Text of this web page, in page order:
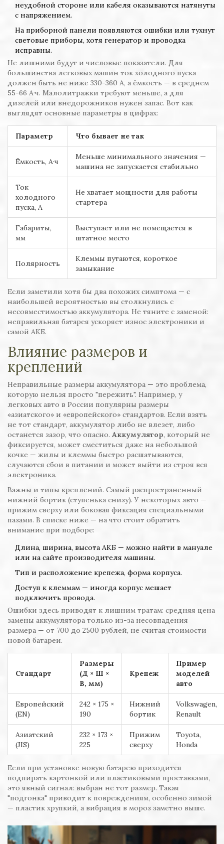
неудобной стороне или кабеля оказываются натянуты
с напряжением.
На приборной панели появляются ошибки или тухнут
световые приборы, хотя генератор и проводка
исправны.
Не лишними будут и числовые показатели. Для
большинства легковых машин ток холодного пуска
должен быть не ниже 330-360 А, а ёмкость — в среднем
55-66 А·ч. Малолитражки требуют меньше, а для
дизелей или внедорожников нужен запас. Вот как
выглядят основные параметры в цифрах:
Параметр Что бывает не так
Ёмкость, А·ч
Меньше минимального значения —
машина не запускается стабильно
Ток
холодного
пуска, А
Не хватает мощности для работы
стартера
Габариты,
мм
Выступает или не помещается в
штатное место
Полярность
Клеммы путаются, короткое
замыкание
Если заметили хотя бы два похожих симптома — с
наибольшей вероятностью вы столкнулись с
несовместимостью аккумулятора. Не тяните с заменой:
неправильная батарея ускоряет износ электроники и
самой АКБ.
Влияние размеров и
креплений
Неправильные размеры аккумулятора — это проблема,
которую нельзя просто "пережить". Например, у
легковых авто в России популярны размеры
«азиатского» и «европейского» стандартов. Если взять
не тот стандарт, аккумулятор либо не влезет, либо
останется зазор, что опасно. Аккумулятор, который не
фиксируется, может сместиться даже на небольшой
кочке — жилы и клеммы быстро расшатываются,
случаются сбои в питании и может выйти из строя вся
электроника.
Важны и типы креплений. Самый распространенный –
нижний бортик (ступенька снизу). У некоторых авто —
прижим сверху или боковая фиксация специальными
пазами. В списке ниже — на что стоит обратить
внимание при подборе:
Длина, ширина, высота АКБ — можно найти в мануале
или на сайте производителя машины.
Тип и расположение крепежа, форма корпуса.
Доступ к клеммам — иногда корпус мешает
подключить провода.
Ошибки здесь приводят к лишним тратам: средняя цена
замены аккумулятора только из-за несовпадения
размера — от 700 до 2500 рублей, не считая стоимости
новой батареи.
Стандарт
Размеры
(Д × Ш ×
В, мм)
Крепеж
Пример
моделей
авто
Европейский
(EN)
242 × 175 ×
190
Нижний
бортик
Volkswagen,
Renault
Азиатский
(JIS)
232 × 173 ×
225
Прижим
сверху
Toyota,
Honda
Если при установке новую батарею приходится
подпирать картонкой или пластиковыми проставками,
это явный сигнал: выбран не тот размер. Такая
"подгонка" приводит к повреждениям, особенно зимой
— пластик хрупкий, а вибрация в мороз заметно выше.